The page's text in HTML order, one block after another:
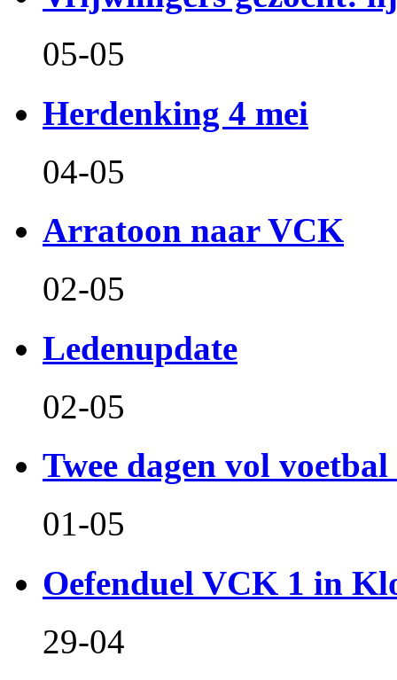
05-05
Herdenking 4 mei
04-05
Arratoon naar VCK
02-05
Ledenupdate
02-05
Twee dagen vol
01-05
Oefenduel VCK 1 in
29-04